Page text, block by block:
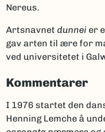
Nereus.
Artsnavnet dunnei er
gav arten til ære for
ved universitetet i
Kommentarer
I 1976 startet den
Henning Lemche å